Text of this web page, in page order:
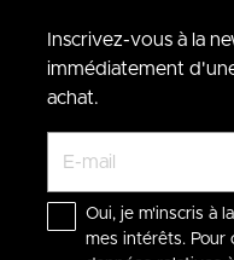
Inscrivez-vous à la
immédiatement
achat.
Oui, je m'inscris à
mes intérêts. Pour